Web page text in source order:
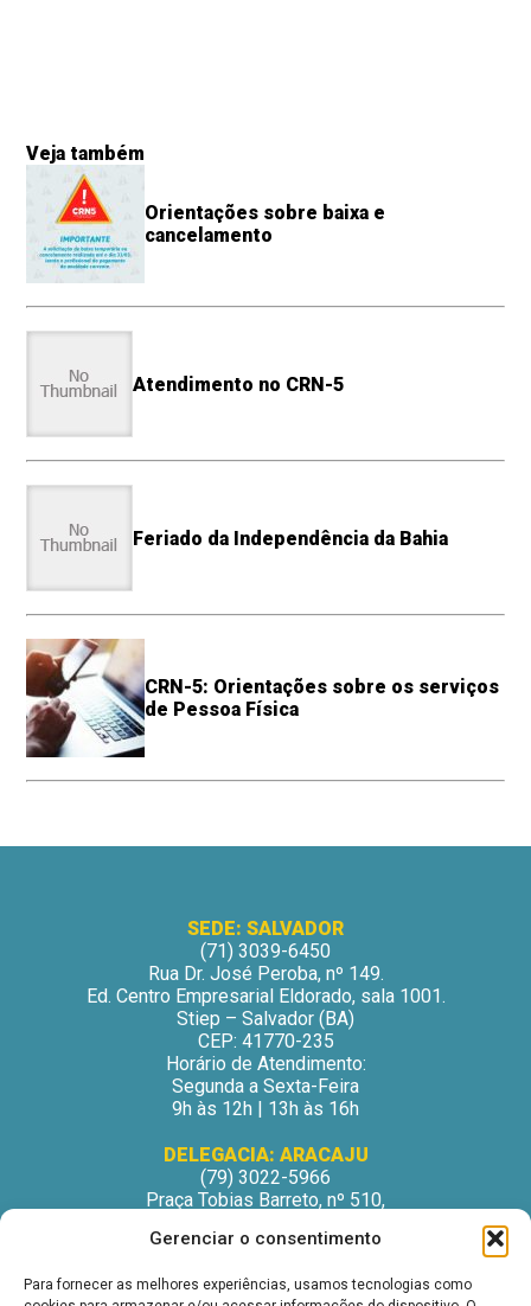
Gerenciar o consentimento
Para fornecer as melhores experiências, usamos tecnologias como
Veja também
Orientações sobre baixa e
cancelamento
Atendimento no CRN-5
Feriado da Independência da Bahia
CRN-5: Orientações sobre os serviços
de Pessoa Física
SEDE: SALVADOR
(71) 3039-6450
Rua Dr. José Peroba, nº 149.
Ed. Centro Empresarial Eldorado, sala 1001.
Stiep – Salvador (BA)
CEP: 41770-235
Horário de Atendimento:
Segunda a Sexta-Feira
9h às 12h | 13h às 16h
DELEGACIA: ARACAJU
(79) 3022-5966
Praça Tobias Barreto, nº 510,
São José – Aracaju/SE
Horário de Atendimento: